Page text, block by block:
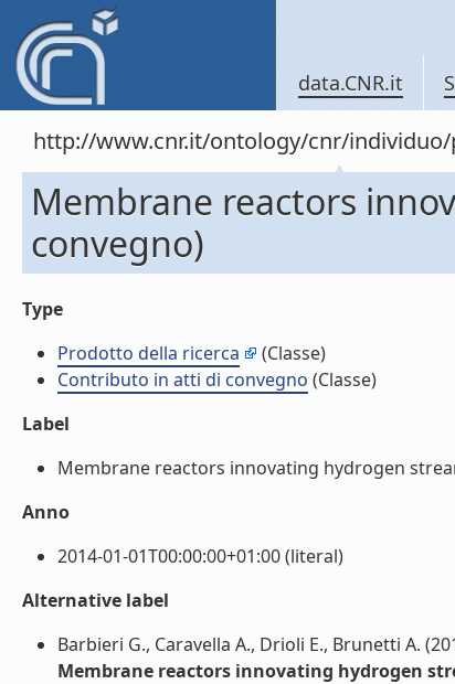
data.CNR.it
http://www.cnr.it/ontology/cnr/
Membrane reactors
convegno)
Type
Prodotto della ricerca
(Classe)
Contributo in atti di convegno (Classe)
Label
Membrane reactors innovating hydrogen
Anno
2014-01-01T00:00:00+01:00 (literal)
Alternative label
Barbieri G., Caravella A., Drioli E., Brunetti A.
Membrane reactors innovating hydrogen